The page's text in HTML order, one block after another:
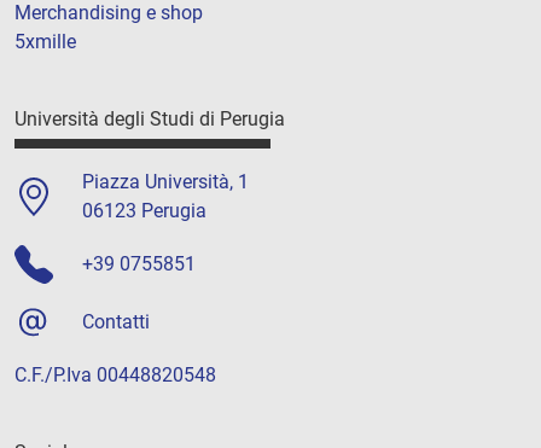
Merchandising e shop
5xmille
Università degli Studi di Perugia
Piazza Università, 1
06123 Perugia
+39 0755851
Contatti
C.F./P.Iva 00448820548